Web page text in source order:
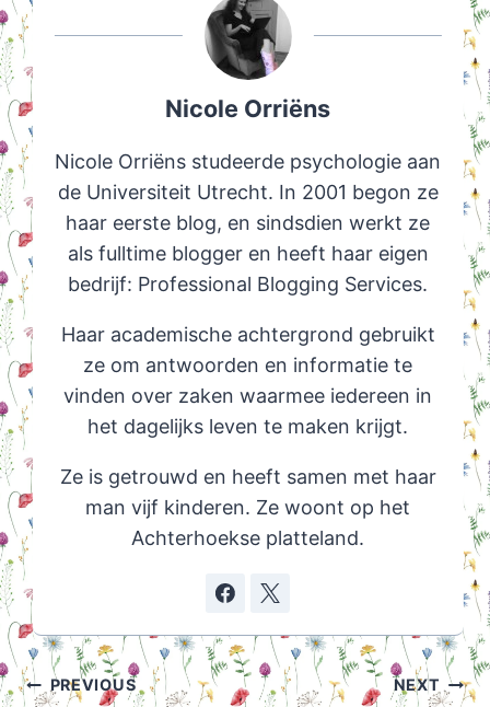
Nicole Orriëns
Nicole Orriëns studeerde psychologie aan
de Universiteit Utrecht. In 2001 begon ze
haar eerste blog, en sindsdien werkt ze
als fulltime blogger en heeft haar eigen
bedrijf: Professional Blogging Services.
Haar academische achtergrond gebruikt
ze om antwoorden en informatie te
vinden over zaken waarmee iedereen in
het dagelijks leven te maken krijgt.
Ze is getrouwd en heeft samen met haar
man vijf kinderen. Ze woont op het
Achterhoekse platteland.
PostPREVIOUS NEXT